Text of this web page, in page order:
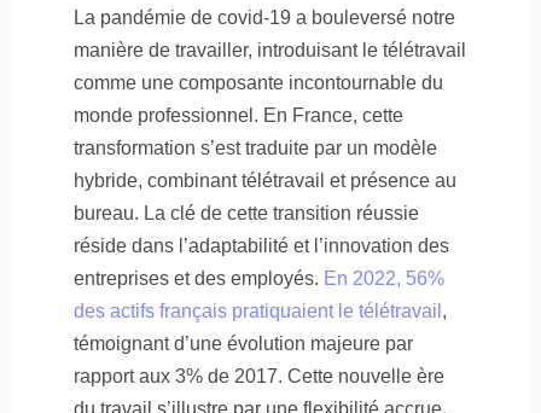
La pandémie de covid-19 a bouleversé notre
manière de travailler, introduisant le télétravail
comme une composante incontournable du
monde professionnel. En France, cette
transformation s’est traduite par un modèle
hybride, combinant télétravail et présence au
bureau. La clé de cette transition réussie
réside dans l’adaptabilité et l’innovation des
entreprises et des employés. En 2022, 56%
des actifs français pratiquaient le télétravail ,
témoignant d’une évolution majeure par
rapport aux 3% de 2017. Cette nouvelle ère